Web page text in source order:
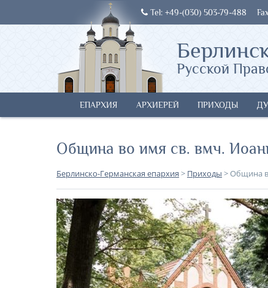
Tel: +49-(030) 503-79-488
Русской
ЕПАРХИЯ АРХИЕРЕЙ ПРИХОДЫ
Община во имя св. вмч.
Берлинско-Германская епархия > Приходы >Община